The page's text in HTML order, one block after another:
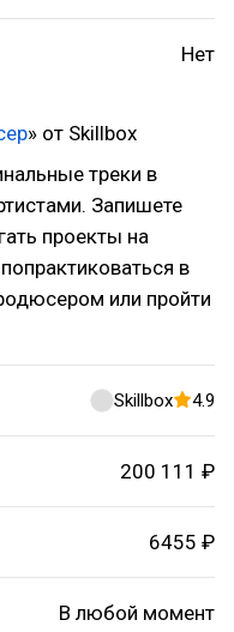
Нет
» от Skillbox
треки в
Запишете
проекты на
в
или пройти
Skillbox 4.9
200 111 ₽
6455 ₽
В любой момент